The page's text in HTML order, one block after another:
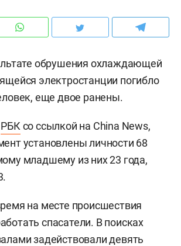
обрушения охлаждающей
электростанции погибло
еще двое ранены.
РБК со ссылкой на China News,
установлены личности 68
младшему из них 23 года,
на месте происшествия
спасатели. В поисках
задействовали девять